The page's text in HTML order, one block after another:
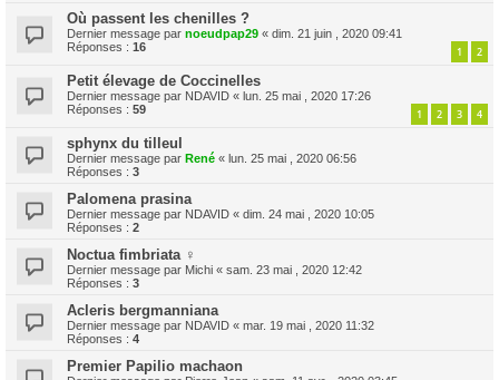
Où passent les chenilles ?
Dernier message par noeudpap29 « dim. 21 juin , 2020 09:41
Réponses : 16 1 2
Petit élevage de Coccinelles
Dernier message par NDAVID « lun. 25 mai , 2020 17:26
Réponses : 59 1 2 3 4
sphynx du tilleul
Dernier message par René « lun. 25 mai , 2020 06:56
Réponses : 3
Palomena prasina
Dernier message par NDAVID « dim. 24 mai , 2020 10:05
Réponses : 2
Noctua fimbriata ♀
Dernier message par Michi « sam. 23 mai , 2020 12:42
Réponses : 3
Acleris bergmanniana
Dernier message par NDAVID « mar. 19 mai , 2020 11:32
Réponses : 4
Premier Papilio machaon